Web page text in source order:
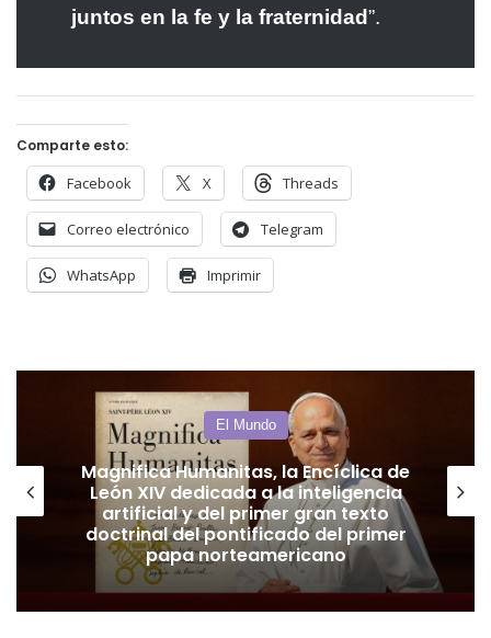
juntos en la fe y la fraternidad”.
Comparte esto:
Facebook X Threads
Correo electrónico Telegram
WhatsApp Imprimir
El Mundo
La Paz se encuentra en una situación
crítica: Tres semanas de protestas
afectan la actividad en la ciudad y la
región, en un contexto de rechazo a
la gestión de Rodrigo Paz